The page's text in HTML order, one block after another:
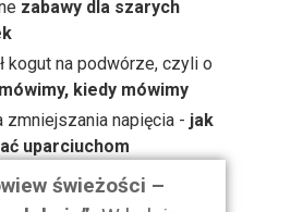
zabawy dla szarych
kogut na podwórze, czyli o
kiedy mówimy
zmniejszania napięcia - jak
uparciuchom
świeżości –